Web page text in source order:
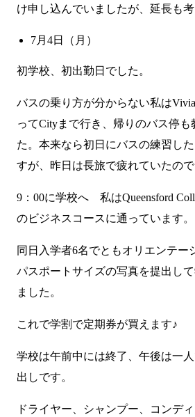
け申し込んでいましたが、延長も考
7月4日（月）
初学校、初出勤日でした。
バスの乗り方が分からない私は
ってCityまで行き、帰りのバス停も
た。本来なら初日にバスの練習し
すが、昨日は長旅で疲れていたので
9：00に学校へ 私はQueensford
のビジネスコースに通っています。
同日入学者6名でともオリエンテー
パスポートサイズの写真を提出し
ました。
これで学割で定期券が買えます♪
学校は午前中には終了、午後は一
出しです。
ドライヤー、シャンプー、コンデ